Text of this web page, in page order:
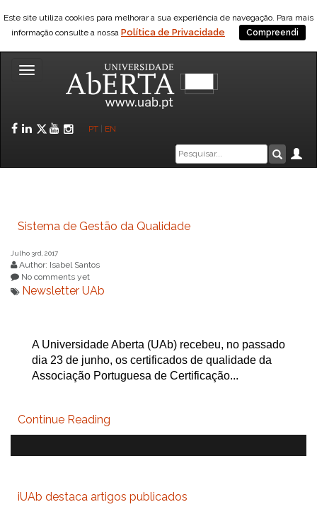
Este site utiliza cookies para melhorar a sua experiência de navegação. Para mais
informação consulte a nossa Política de Privacidade Compreendi
Saltar para o conteúdo
Toggle
Facebook
LinkedIn
Twitter
YouTube
Instagram
PT EN
Caixa
de
Sistema de Gestão da Qualidade
Julho 3rd, 2017
Author: Isabel Santos
No comments yet
Newsletter UAb
A Universidade Aberta (UAb) recebeu, no passado
dia 23 de junho, os certificados de qualidade da
Associação Portuguesa de Certificação...
Continue Reading
iUAb destaca artigos publicados